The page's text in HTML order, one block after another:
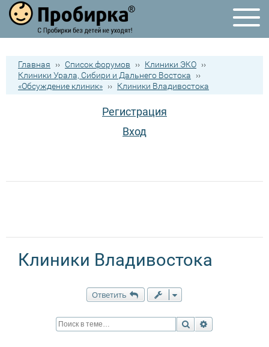
Главная ›› Список форумов ›› Клиники ЭКО ››
Клиники Урала, Сибири и Дальнего Востока
››
«Обсуждение клиник» ›› Клиники Владивостока
Регистрация
Вход
Клиники Владивостока
Ответить
Поиск